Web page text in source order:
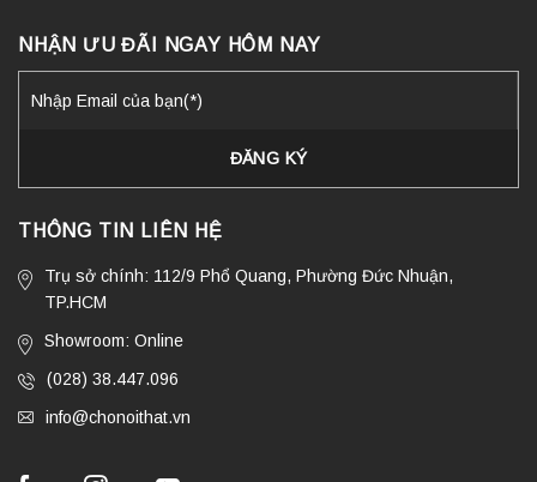
NHẬN ƯU ĐÃI NGAY HÔM NAY
THÔNG TIN LIÊN HỆ
Trụ sở chính: 112/9 Phổ Quang, Phường Đức Nhuận,
TP.HCM
Showroom: Online
(028) 38.447.096
info@chonoithat.vn